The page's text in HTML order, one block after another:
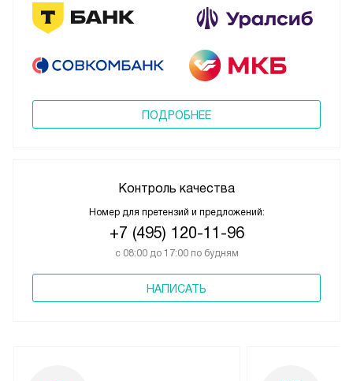
ПОДРОБНЕЕ
Контроль качества
Номер для претензий и предложений:
+7 (495) 120-11-96
с 08:00 до 17:00 по будням
НАПИСАТЬ